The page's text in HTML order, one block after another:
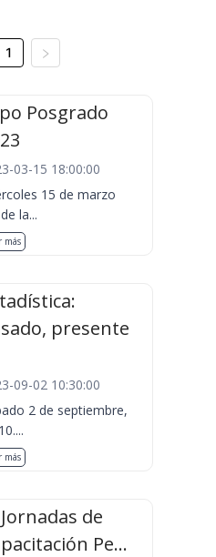
1
Posgrado
03-15 18:00:00
15 de marzo
la...
más
presente
09-02 10:30:00
2 de septiembre,
más
de
Pe...